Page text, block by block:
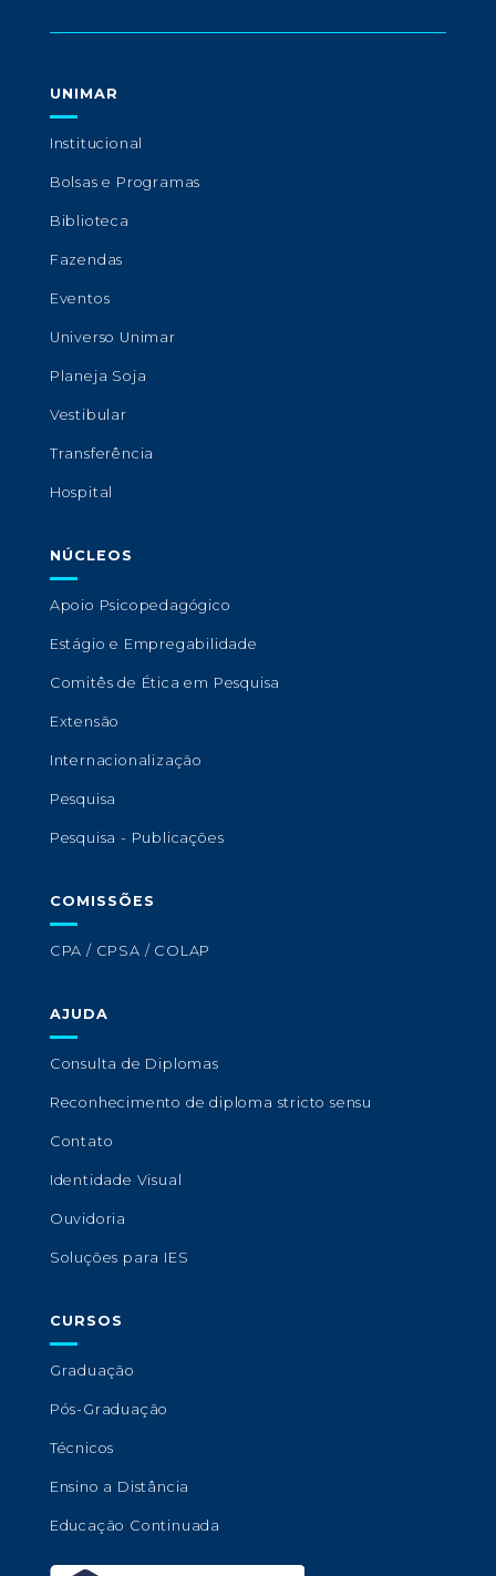
UNIMAR
Institucional
Bolsas e Programas
Biblioteca
Fazendas
Eventos
Universo Unimar
Planeja Soja
Vestibular
Transferência
Hospital
NÚCLEOS
Apoio Psicopedagógico
Estágio e Empregabilidade
Comitês de Ética em Pesquisa
Extensão
Internacionalização
Pesquisa
Pesquisa - Publicações
COMISSÕES
CPA / CPSA / COLAP
AJUDA
Consulta de Diplomas
Reconhecimento de diploma stricto sensu
Contato
Identidade Visual
Ouvidoria
Soluções para IES
CURSOS
Graduação
Pós-Graduação
Técnicos
Ensino a Distância
Educação Continuada